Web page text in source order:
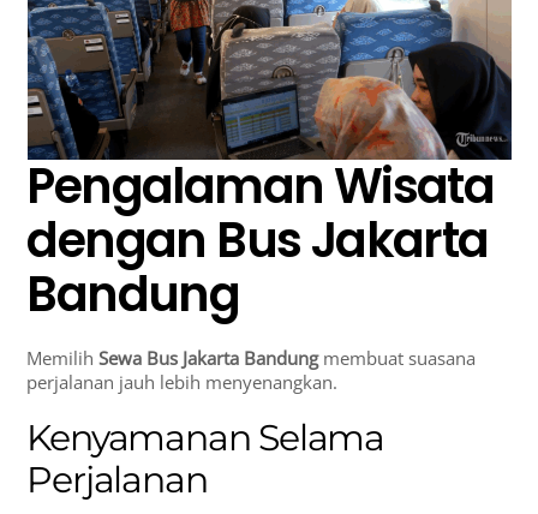
Pengalaman Wisata
dengan Bus Jakarta
Bandung
MemilihSewa Bus Jakarta Bandungmembuat suasana
perjalanan jauh lebih menyenangkan.
Kenyamanan Selama
Perjalanan